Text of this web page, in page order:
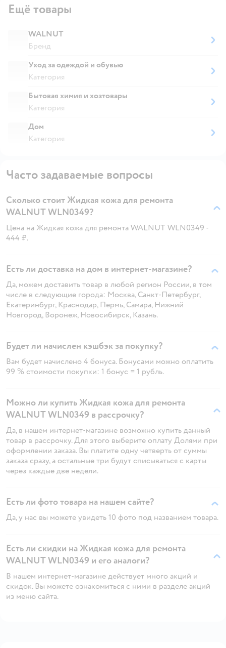
Ещё товары
WALNUT
Бренд
Уход за одеждой и обувью
Категория
Бытовая химия и хозтовары
Категория
Дом
Категория
Часто задаваемые вопросы
Сколько стоит Жидкая кожа для ремонта
WALNUT WLN0349?
Цена на Жидкая кожа для ремонта WALNUT WLN0349 -
444 ₽.
Есть ли доставка на дом в интернет-магазине?
Да, можем доставить товар в любой регион России, в том
числе в следующие города: Москва, Санкт-Петербург,
Екатеринбург, Краснодар, Пермь, Самара, Нижний
Новгород, Воронеж, Новосибирск, Казань.
Будет ли начислен кэшбэк за покупку?
Вам будет начислено 4 бонуса. Бонусами можно оплатить
99 % стоимости покупки: 1 бонус = 1 рубль.
Можно ли купить Жидкая кожа для ремонта
WALNUT WLN0349 в рассрочку?
Да, в нашем интернет-магазине возможно купить данный
товар в рассрочку. Для этого выберите оплату Долями при
оформлении заказа. Вы платите одну четверть от суммы
заказа сразу, а остальные три будут списываться с карты
через каждые две недели.
Есть ли фото товара на нашем сайте?
Да, у нас вы можете увидеть 10 фото под названием товара.
Есть ли скидки на Жидкая кожа для ремонта
WALNUT WLN0349 и его аналоги?
В нашем интернет-магазине действует много акций и
скидок. Вы можете ознакомиться с ними в разделе акций
из меню сайта.